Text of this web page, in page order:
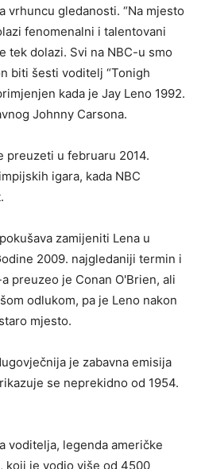
vrhuncu gledanosti. “Na mjesto
fenomenalni i talentovani
tek dolazi. Svi na NBC-u smo
biti šesti voditelj “Tonigh
kada je Jay Leno 1992.
Johnny Carsona.
preuzeti u februaru 2014.
igara, kada NBC
zamijeniti Lena u
2009. najgledaniji termin i
preuzeo je Conan O'Brien, ali
odlukom, pa je Leno nakon
mjesto.
je zabavna emisija
se neprekidno od 1954.
voditelja, legenda američke
koji je vodio više od 4500